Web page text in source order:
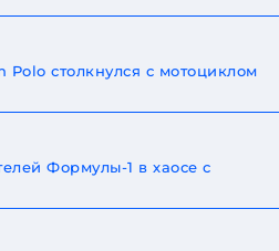
столкнулся с мотоциклом
Формулы-1 в хаосе с